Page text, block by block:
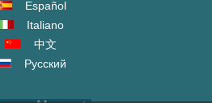
Español
Italiano
中文
Русский